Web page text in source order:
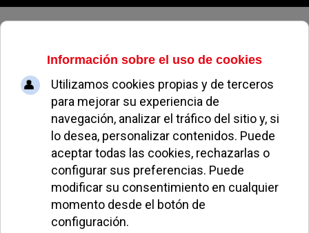
Jueves, 06 de agosto de 2026
El PSOE de Pozuelo denuncia el
rechazo del PP a su plan de
vivienda pública y servicios
esenciales
ALEJANDRO MORENO POLÍTICA 22 DICIEMBRE 2025